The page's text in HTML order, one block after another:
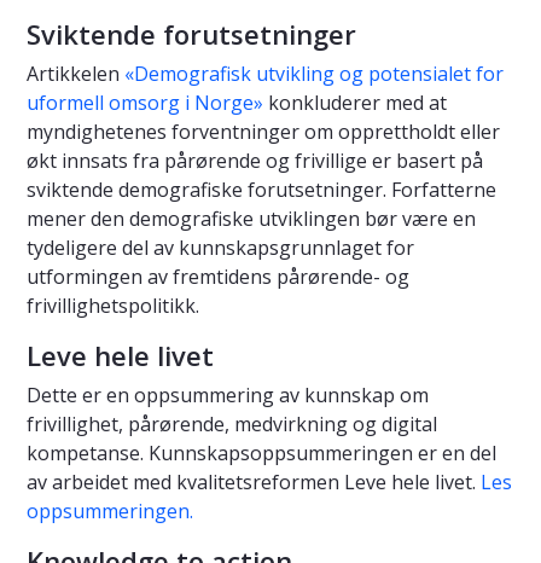
Sviktende forutsetninger
Artikkelen «Demografisk utvikling og potensialet for
uformell omsorg i Norge» konkluderer med at
myndighetenes forventninger om opprettholdt eller
økt innsats fra pårørende og frivillige er basert på
sviktende demografiske forutsetninger. Forfatterne
mener den demografiske utviklingen bør være en
tydeligere del av kunnskapsgrunnlaget for
utformingen av fremtidens pårørende- og
frivillighetspolitikk.
Leve hele livet
Dette er en oppsummering av kunnskap om
frivillighet, pårørende, medvirkning og digital
kompetanse. Kunnskapsoppsummeringen er en del
av arbeidet med kvalitetsreformen Leve hele livet. Les
oppsummeringen.